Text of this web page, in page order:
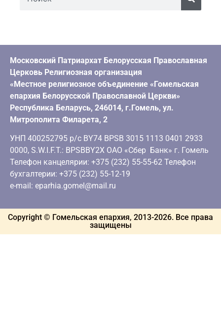
Московский Патриархат Белорусская Православная
Церковь Религиозная организация
«Местное религиозное объединение «Гомельская
епархия Белорусской Православной Церкви»
Республика Беларусь, 246014, г.Гомель, ул.
Митрополита Филарета, 2
УНП 400252795 р/с BY74 BPSB 3015 1113 0401 2933
0000, S.W.I.F.T.: BPSBBY2X ОАО «Сбер Банк» г. Гомель
Телефон канцелярии: +375 (232) 55-55-62 Телефон
бухгалтерии: +375 (232) 55-12-19
e-mail: eparhia.gomel@mail.ru
Copyright © Гомельская епархия, 2013-2026. Все права
защищены